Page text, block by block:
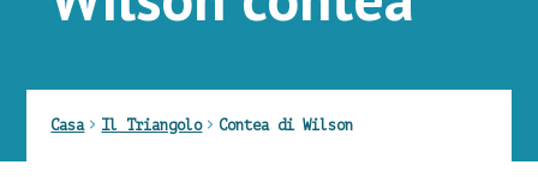
Casa Il Triangolo Contea di Wilson